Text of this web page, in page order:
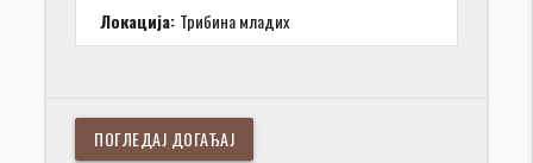
Локација: Трибина младих
ПОГЛЕДАЈ ДОГАЂАЈ